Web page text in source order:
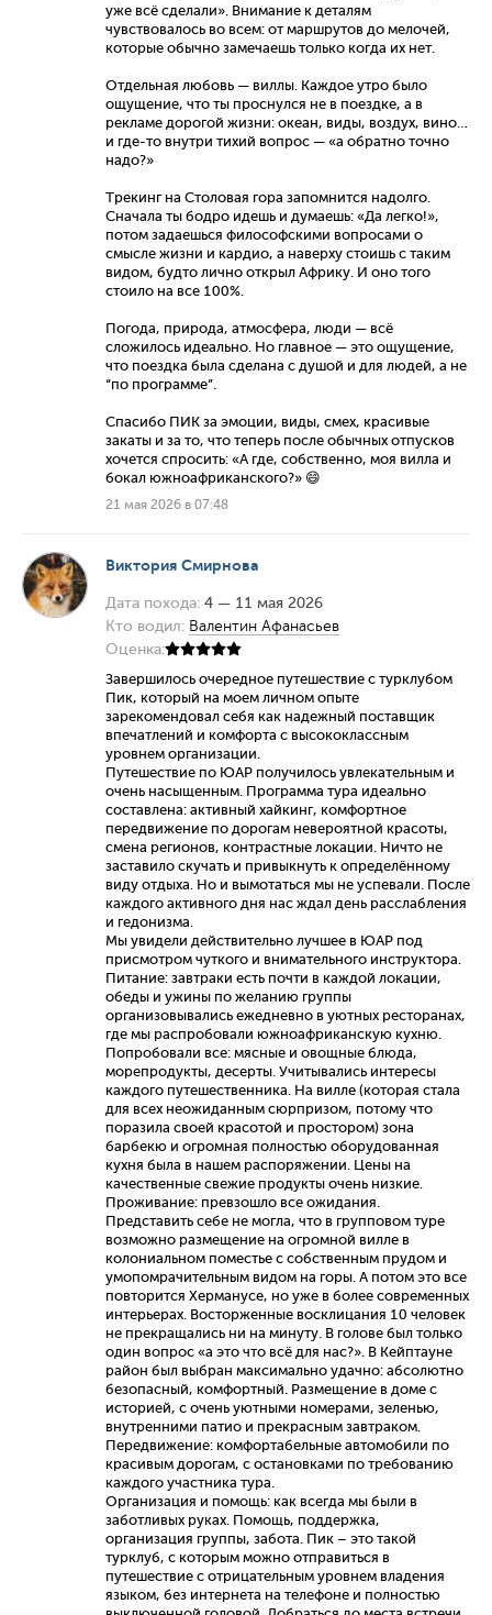
уже всё сделали». Внимание к деталям
чувствовалось во всем: от маршрутов до мелочей,
которые обычно замечаешь только когда их нет.
Отдельная любовь — виллы. Каждое утро было
ощущение, что ты проснулся не в поездке, а в
рекламе дорогой жизни: океан, виды, воздух, вино…
и где-то внутри тихий вопрос — «а обратно точно
надо?»
Трекинг на Столовая гора запомнится надолго.
Сначала ты бодро идешь и думаешь: «Да легко!»,
потом задаешься философскими вопросами о
смысле жизни и кардио, а наверху стоишь с таким
видом, будто лично открыл Африку. И оно того
стоило на все 100%.
Погода, природа, атмосфера, люди — всё
сложилось идеально. Но главное — это ощущение,
что поездка была сделана с душой и для людей, а не
“по программе”.
Спасибо ПИК за эмоции, виды, смех, красивые
закаты и за то, что теперь после обычных отпусков
хочется спросить: «А где, собственно, моя вилла и
бокал южноафриканского?» 😄
21 мая 2026 в 07:48
Виктория Смирнова
Дата похода: 4 — 11 мая 2026
Кто водил: Валентин Афанасьев
Оценка:
Завершилось очередное путешествие с турклубом
Пик, который на моем личном опыте
зарекомендовал себя как надежный поставщик
впечатлений и комфорта с высококлассным
уровнем организации.
Путешествие по ЮАР получилось увлекательным и
очень насыщенным. Программа тура идеально
составлена: активный хайкинг, комфортное
передвижение по дорогам невероятной красоты,
смена регионов, контрастные локации. Ничто не
заставило скучать и привыкнуть к определённому
виду отдыха. Но и вымотаться мы не успевали. После
каждого активного дня нас ждал день расслабления
и гедонизма.
Мы увидели действительно лучшее в ЮАР под
присмотром чуткого и внимательного инструктора.
Питание: завтраки есть почти в каждой локации,
обеды и ужины по желанию группы
организовывались ежедневно в уютных ресторанах,
где мы распробовали южноафриканскую кухню.
Попробовали все: мясные и овощные блюда,
морепродукты, десерты. Учитывались интересы
каждого путешественника. На вилле (которая стала
для всех неожиданным сюрпризом, потому что
поразила своей красотой и простором) зона
барбекю и огромная полностью оборудованная
кухня была в нашем распоряжении. Цены на
качественные свежие продукты очень низкие.
Проживание: превзошло все ожидания.
Представить себе не могла, что в групповом туре
возможно размещение на огромной вилле в
колониальном поместье с собственным прудом и
умопомрачительным видом на горы. А потом это все
повторится Херманусе, но уже в более современных
интерьерах. Восторженные восклицания 10 человек
не прекращались ни на минуту. В голове был только
один вопрос «а это что всё для нас?». В Кейптауне
район был выбран максимально удачно: абсолютно
безопасный, комфортный. Размещение в доме с
историей, с очень уютными номерами, зеленью,
внутренними патио и прекрасным завтраком.
Передвижение: комфортабельные автомобили по
красивым дорогам, с остановками по требованию
каждого участника тура.
Организация и помощь: как всегда мы были в
заботливых руках. Помощь, поддержка,
организация группы, забота. Пик – это такой
турклуб, с которым можно отправиться в
путешествие с отрицательным уровнем владения
языком, без интернета на телефоне и полностью